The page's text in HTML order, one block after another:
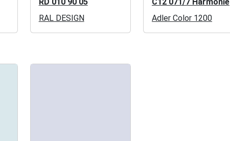
RAL DESIGN
Adler Color 1200